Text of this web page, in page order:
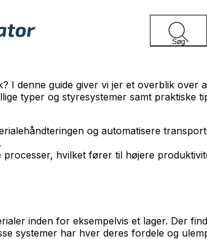
Søg
I denne guide giver vi jer et overblik over
typer og styresystemer samt praktiske
og automatisere
hvilket fører til højere
inden for eksempelvis et lager. Der
systemer har hver deres fordele og